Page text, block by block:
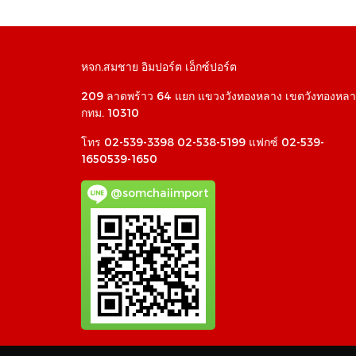
หจก.สมชาย อิมปอร์ต เอ็กซ์ปอร์ต
209 ลาดพร้าว 64 แยก แขวงวังทองหลาง เขตวังทองหล
กทม. 10310
โทร 02-539-3398 02-538-5199 แฟกซ์ 02-539-
1650539-1650
@somchaiimport